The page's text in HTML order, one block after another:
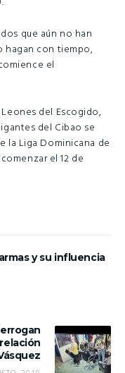
que aún no han
hagan con tiempo,
el
del Escogido,
del Cibao se
la Liga Dominicana de
el 12 de
y su influencia